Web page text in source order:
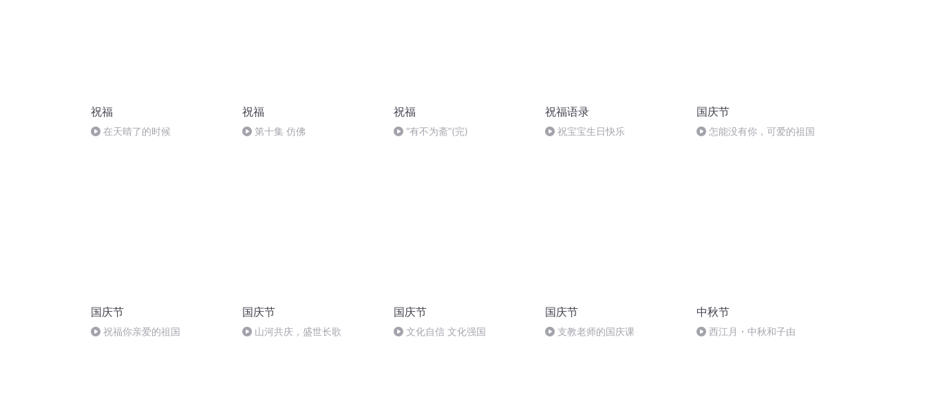
祝福
在天晴了的时候
祝福
第十集 仿佛
祝福
“有不为斋”(完)
祝福语录
祝宝宝生日快乐
国庆节
怎能没有你，可爱的祖国
国庆节
祝福你亲爱的祖国
国庆节
山河共庆，盛世长歌
国庆节
文化自信 文化强国
国庆节
支教老师的国庆课
中秋节
西江月・中秋和子由